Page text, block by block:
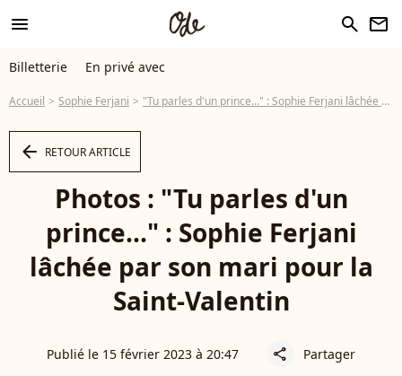
menu search newsletter
Billetterie En privé avec
Accueil Sophie Ferjani "Tu parles d'un prince..." : Sophie Ferjani lâchée par son mari pour la Saint-Valentin
arrow_left RETOUR ARTICLE
Photos : "Tu parles d'un
prince..." : Sophie Ferjani
lâchée par son mari pour la
Saint-Valentin
Publié le 15 février 2023 à 20:47 share Partager